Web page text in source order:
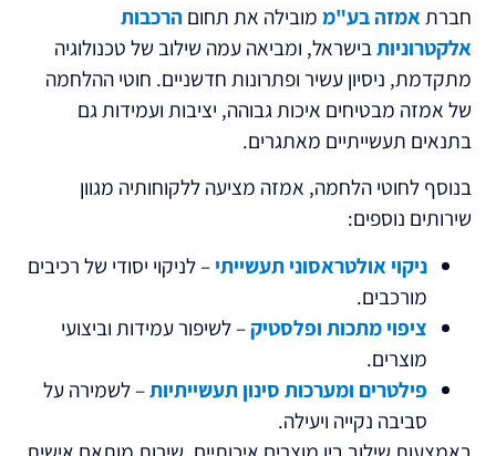
חברתאמזה בע"ממובילה את תחוםהרכבות
אלקטרוניותבישראל, ומביאה עמה שילוב של טכנולוגיה
מתקדמת, ניסיון עשיר ופתרונות חדשניים. חוטי ההלחמה
של אמזה מבטיחים איכות גבוהה, יציבות ועמידות גם
בתנאים תעשייתיים מאתגרים.
בנוסף לחוטי הלחמה, אמזה מציעה ללקוחותיה מגוון
שירותים נוספים:
ניקוי אולטראסוני תעשייתי – לניקוי יסודי של רכיבים
מורכבים.
ציפוי מתכות ופלסטיק– לשיפור עמידות וביצועי
מוצרים.
פילטרים ומערכות סינון תעשייתיות– לשמירה על
סביבה נקייה ויעילה.